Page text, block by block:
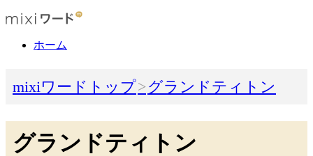
ホーム
mixiワードトップ グランドティトン
グランドティトン